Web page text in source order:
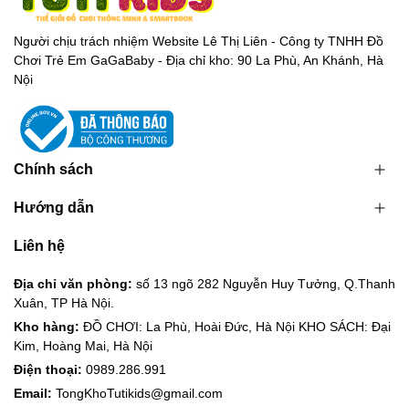
Người chịu trách nhiệm Website Lê Thị Liên - Công ty TNHH Đồ
Chơi Trẻ Em GaGaBaby - Địa chỉ kho: 90 La Phù, An Khánh, Hà
Nội
Chính sách
Hướng dẫn
Liên hệ
Địa chỉ văn phòng: số 13 ngõ 282 Nguyễn Huy Tưởng, Q.Thanh
Xuân, TP Hà Nội.
Kho hàng: ĐỒ CHƠI: La Phù, Hoài Đức, Hà Nội KHO SÁCH: Đại
Kim, Hoàng Mai, Hà Nội
Điện thoại: 0989.286.991
Email: TongKhoTutikids@gmail.com